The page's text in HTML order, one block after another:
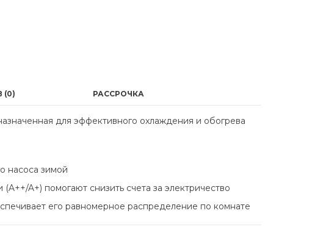
(0) РАССРОЧКА
для эффективного охлаждения и обогрева
насоса зимой
A+) помогают снизить счета за электричество
его равномерное распределение по комнате